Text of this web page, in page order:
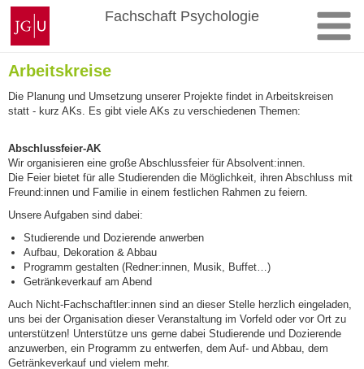
Zum
Inhalt
springen
Johannes
Gutenberg-
Universität
Mainz
Fachschaft Psychologie
Arbeitskreise
Die Planung und Umsetzung unserer Projekte findet in Arbeitskreisen
statt - kurz AKs. Es gibt viele AKs zu verschiedenen Themen:
Abschlussfeier-AK
Wir organisieren eine große Abschlussfeier für Absolvent:innen.
Die Feier bietet für alle Studierenden die Möglichkeit, ihren Abschluss mit
Freund:innen und Familie in einem festlichen Rahmen zu feiern.
Unsere Aufgaben sind dabei:
Studierende und Dozierende anwerben
Aufbau, Dekoration & Abbau
Programm gestalten (Redner:innen, Musik, Buffet…)
Getränkeverkauf am Abend
Auch Nicht-Fachschaftler:innen sind an dieser Stelle herzlich eingeladen,
uns bei der Organisation dieser Veranstaltung im Vorfeld oder vor Ort zu
unterstützen! Unterstütze uns gerne dabei Studierende und Dozierende
anzuwerben, ein Programm zu entwerfen, dem Auf- und Abbau, dem
Getränkeverkauf und vielem mehr.